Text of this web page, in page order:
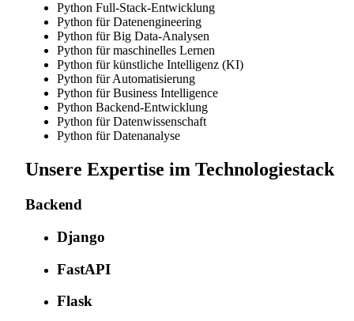
Python Full-Stack-Entwicklung
Python für Datenengineering
Python für Big Data-Analysen
Python für maschinelles Lernen
Python für künstliche Intelligenz (KI)
Python für Automatisierung
Python für Business Intelligence
Python Backend-Entwicklung
Python für Datenwissenschaft
Python für Datenanalyse
Unsere Expertise im Technologiestack
Backend
Django
FastAPI
Flask